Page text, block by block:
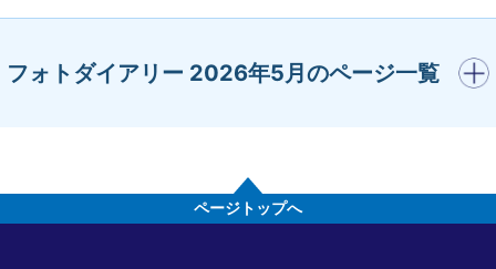
フォトダイアリー 2026年5月のページ一覧
開く
ページトップへ